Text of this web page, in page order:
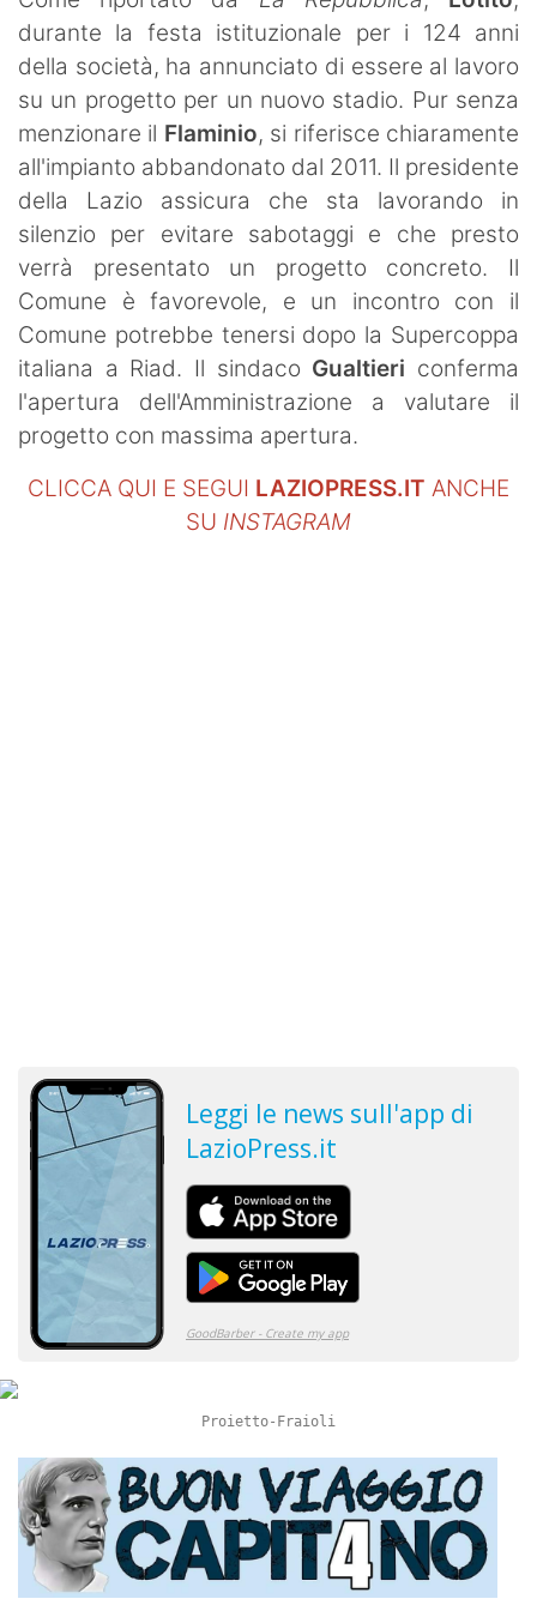
SHOP LAZIO
Contatti
durante la festa istituzionale per i 124 anni
della società, ha annunciato di essere al lavoro
su un progetto per un nuovo stadio. Pur senza
menzionare il Flaminio, si riferisce chiaramente
all'impianto abbandonato dal 2011. Il presidente
della Lazio assicura che sta lavorando in
silenzio per evitare sabotaggi e che presto
verrà presentato un progetto concreto. Il
Comune è favorevole, e un incontro con il
Comune potrebbe tenersi dopo la Supercoppa
italiana a Riad. Il sindaco Gualtieri conferma
l'apertura dell'Amministrazione a valutare il
progetto con massima apertura.
CLICCA QUI E SEGUI LAZIOPRESS.IT ANCHE
SU INSTAGRAM
Proietto-Fraioli